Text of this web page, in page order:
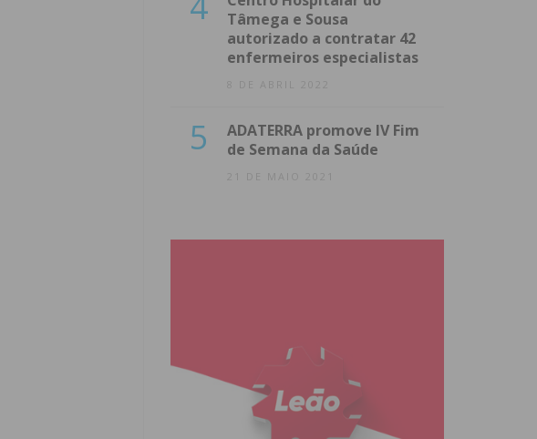
Tâmega e Sousa
autorizado a contratar 42
enfermeiros especialistas
8 DE ABRIL 2022
5
ADATERRA promove IV Fim
de Semana da Saúde
21 DE MAIO 2021